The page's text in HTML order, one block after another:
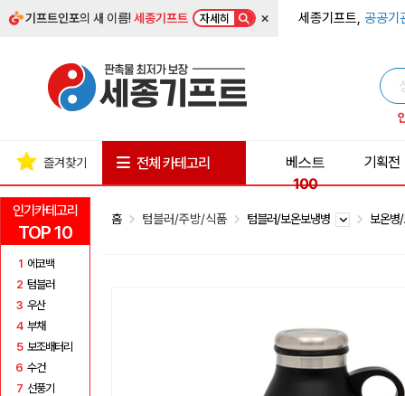
기프트인포의 새 이름!세종기프트 자세히 × 세종기프트, 공공기
인기카테고리
TOP 10
1 에코백
2 텀블러
3 우산
4 부채
5 보조배터리
6 수건
7 선풍기
즐겨찾기 전체 카테고리
베스트
100
기획전
홈 텀블러/주방/식품 텀블러/보온보냉병 보온